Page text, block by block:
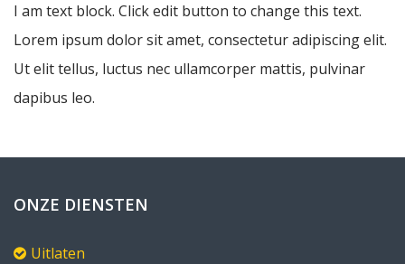
I am text block. Click edit button to change this text.
Lorem ipsum dolor sit amet, consectetur adipiscing elit.
Ut elit tellus, luctus nec ullamcorper mattis, pulvinar
dapibus leo.
ONZE DIENSTEN
Uitlaten